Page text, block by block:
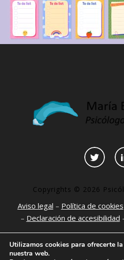
Copyrights © 2026
Aviso legal – Política de cookies
– Declaración de accesibilidad
Utilizamos cookies para ofrecerte
nuestra web.